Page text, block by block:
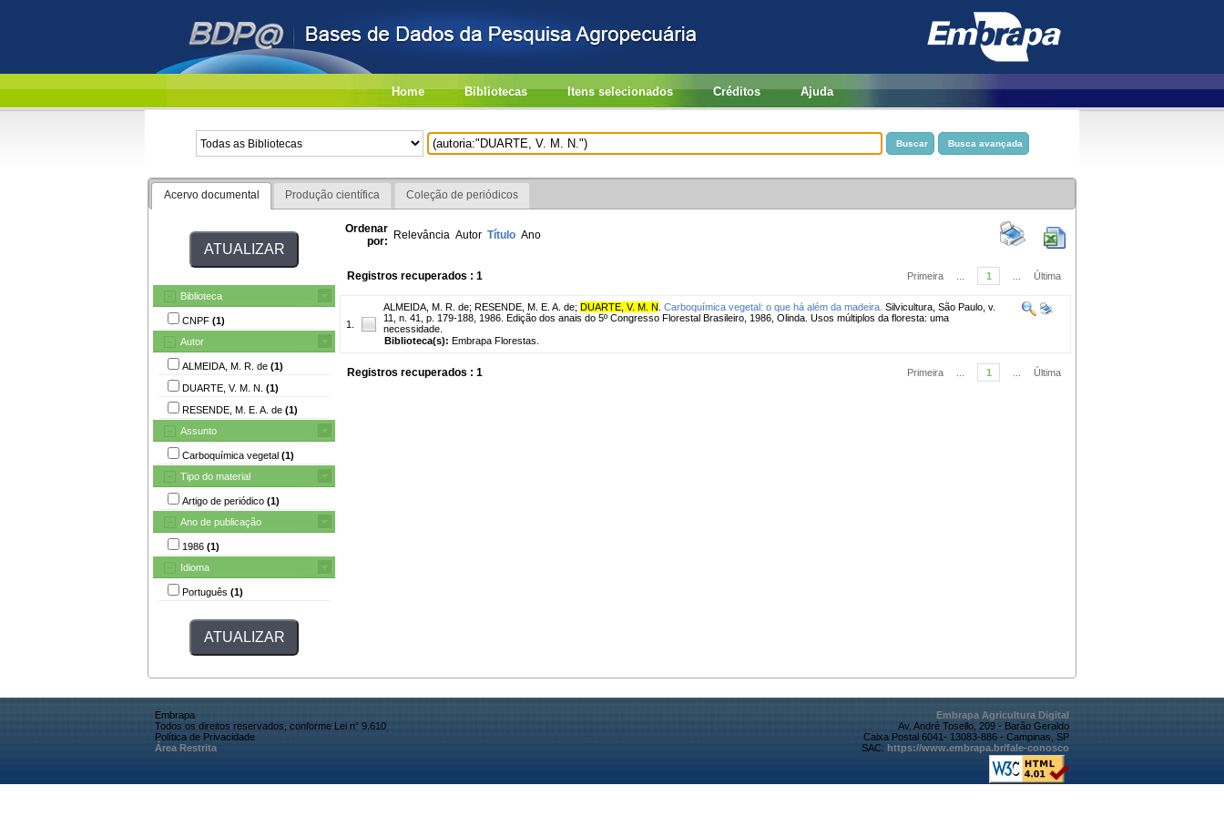
Home Bibliotecas Itens selecionados Créditos Ajuda
Acervo documental Produção científica Coleção de periódicos
Biblioteca
CNPF (1)
Autor
ALMEIDA, M. R. de (1)
DUARTE, V. M. N. (1)
RESENDE, M. E. A. de (1)
Assunto
Carboquímica vegetal (1)
Tipo do material
Artigo de periódico (1)
Ano de publicação
1986 (1)
Idioma
Português (1)
Ordenar
por: Relevância Autor Título Ano
Registros recuperados : 1 Primeira 1 Última
1.
ALMEIDA, M. R. de; RESENDE, M. E. A. de; DUARTE, V. M. N Carboquímica vegetal: o que há além da madeira. Silvicultura, São Paulo, v.
11, n. 41, p. 179-188, 1986. Edição dos anais do 5º Congresso Florestal Brasileiro, 1986, Olinda. Usos múltiplos da floresta: uma
necessidade.
Biblioteca(s): Embrapa Florestas.
Registros recuperados : 1 Primeira 1 Última
Embrapa
Todos os direitos reservados, conforme Lei n° 9.610
Política de Privacidade
Área Restrita
Embrapa Agricultura Digital
Av. André Tosello, 209 - Barão Geraldo
Caixa Postal 6041- 13083-886 - Campinas, SP
SAC: https://www.embrapa.br/fale-conosco